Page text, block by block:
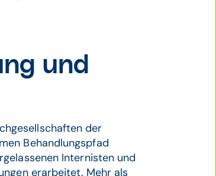
und
der
Behandlungspfad
Internisten und
erarbeitet. Mehr als